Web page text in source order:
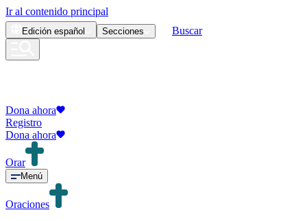
Ir al contenido principal
Edición español Secciones Buscar
Dona ahora
Registro
Dona ahora
Orar
Menú
Oraciones